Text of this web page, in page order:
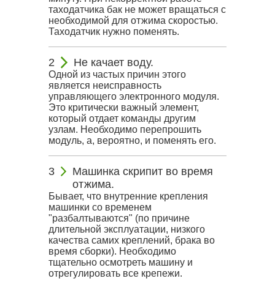
таходатчика бак не может вращаться с
необходимой для отжима скоростью.
Таходатчик нужно поменять.
Не качает воду.
Одной из частых причин этого
является неисправность
управляющего электронного модуля.
Это критически важный элемент,
который отдает команды другим
узлам. Необходимо перепрошить
модуль, а, вероятно, и поменять его.
Машинка скрипит во время
отжима.
Бывает, что внутренние крепления
машинки со временем
"разбалтываются" (по причине
длительной эксплуатации, низкого
качества самих креплений, брака во
время сборки). Необходимо
тщательно осмотреть машину и
отрегулировать все крепежи.